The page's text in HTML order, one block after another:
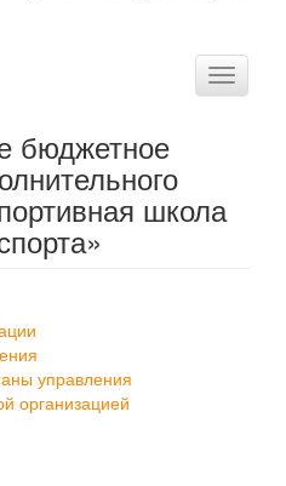
Toggle
бюджетное
школа
управления
организацией